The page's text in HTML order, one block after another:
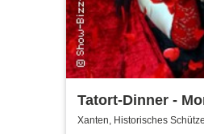
Tatort-Dinner -
Xanten, Historisches